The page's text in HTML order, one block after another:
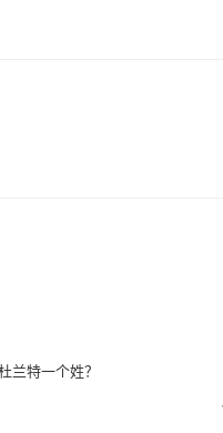
兰特一个姓？